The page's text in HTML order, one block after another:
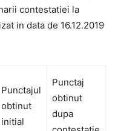
contestatiei la
in data de 16.12.2019
Punctajul
obtinut
initial
Punctaj
obtinut
dupa